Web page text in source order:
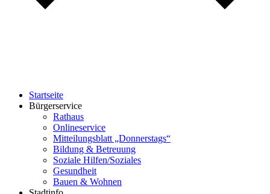
Startseite
Bürgerservice
Rathaus
Onlineservice
Mitteilungsblatt „Donnerstags“
Bildung & Betreuung
Soziale Hilfen/Soziales
Gesundheit
Bauen & Wohnen